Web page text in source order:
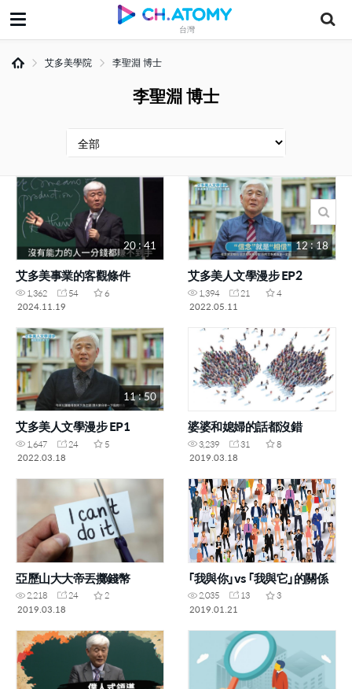
台灣
艾多美學院 李聖淵 博士
李聖淵 博士
20 : 41
艾多美事業的客觀條件
1,362 54
6
2024.11.19
12 : 18
艾多美人文學漫步 EP2
1,394 21
4
2022.05.11
11 : 50
艾多美人文學漫步 EP1
1,647 24
5
2022.03.18
婆婆和媳婦的話都沒錯
3,239 31
8
2019.03.18
亞歷山大大帝丟擲錢幣
2,218 24
2
2019.03.18
「我與你」vs 「我與它」的關係
2,035 13
3
2019.01.21